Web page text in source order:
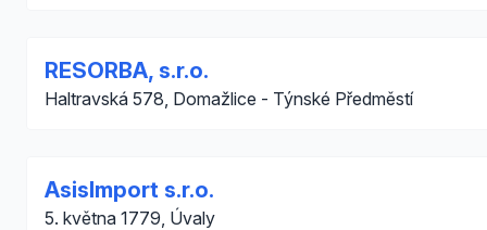
RESORBA, s.r.o.
Haltravská 578, Domažlice - Týnské Předměstí
AsisImport s.r.o.
5. května 1779, Úvaly